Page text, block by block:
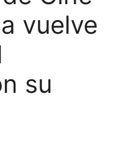
vuelve
su